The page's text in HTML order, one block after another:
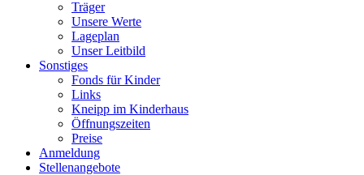
Träger
Unsere Werte
Lageplan
Unser Leitbild
Sonstiges
Fonds für Kinder
Links
Kneipp im Kinderhaus
Öffnungszeiten
Preise
Anmeldung
Stellenangebote